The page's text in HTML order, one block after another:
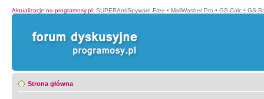
Aktualizacje na programosy.pl: SUPERAntiSpyware Free • MailWasher Pro • GS-Calc • GS-
Strona główna